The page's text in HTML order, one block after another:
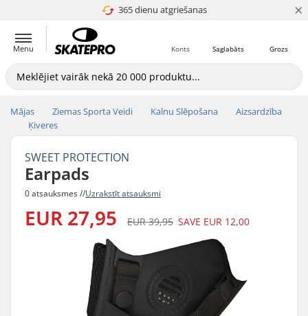
365 dienu atgriešanas
4.8 no 5 ×
Menu Grozs
Saglabāts
Konts
Mājas Ziemas Sporta Veidi Kalnu Slēpošana
Aizsardzība
Ķiveres
SWEET PROTECTION
Earpads
0 atsauksmes //Uzrakstīt atsauksmi
EUR 27,95 EUR 39,95 SAVE EUR 12,00